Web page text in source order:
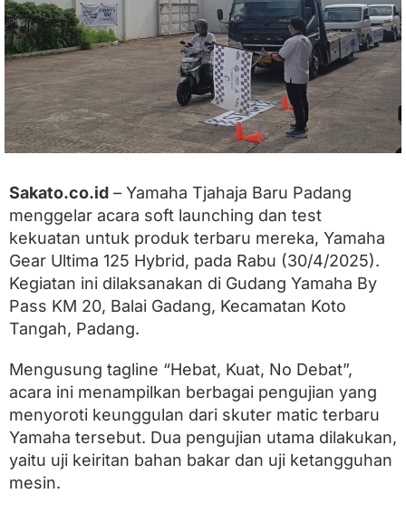
u
m
b
r
,
Y
a
a
T
j
a
h
j
a
r
u
G
l
a
Sakato.co.id – Yamaha Tjahaja Baru Padang
menggelar acara soft launching dan test
kekuatan untuk produk terbaru mereka, Yamaha
Gear Ultima 125 Hybrid, pada Rabu (30/4/2025).
Kegiatan ini dilaksanakan di Gudang Yamaha By
Pass KM 20, Balai Gadang, Kecamatan Koto
Tangah, Padang.
Mengusung tagline “Hebat, Kuat, No Debat”,
acara ini menampilkan berbagai pengujian yang
menyoroti keunggulan dari skuter matic terbaru
Yamaha tersebut. Dua pengujian utama dilakukan,
yaitu uji keiritan bahan bakar dan uji ketangguhan
mesin.